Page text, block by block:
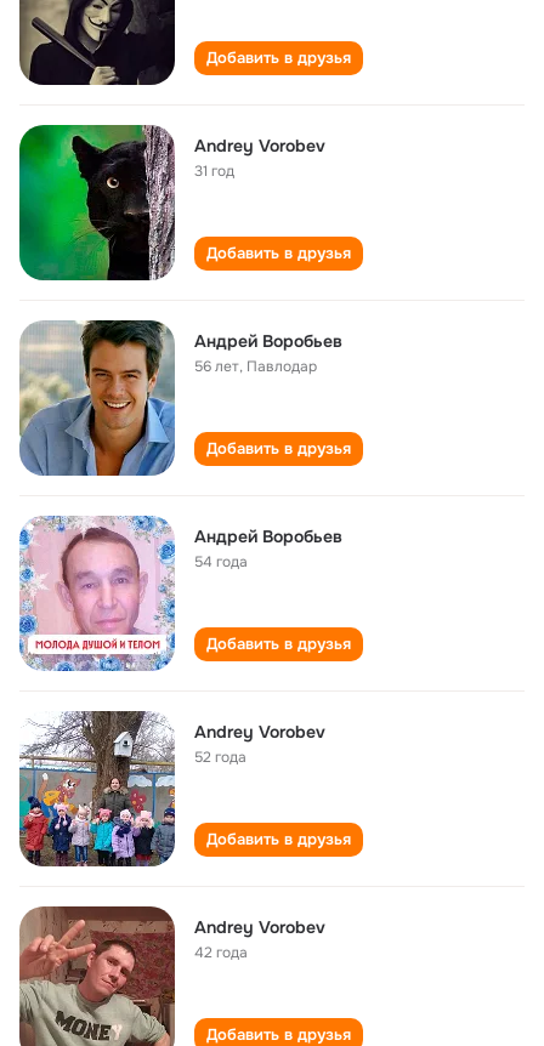
Добавить в друзья
Andrey Vorobev
31 год
Добавить в друзья
Андрей Воробьев
56 лет, Павлодар
Добавить в друзья
Андрей Воробьев
54 года
Добавить в друзья
Andrey Vorobev
52 года
Добавить в друзья
Andrey Vorobev
42 года
Добавить в друзья